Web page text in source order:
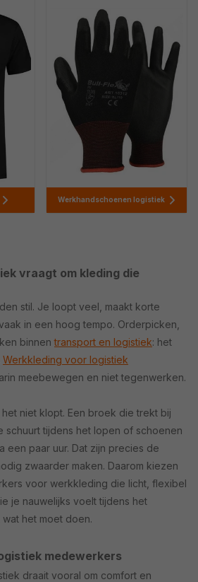
Werkhandschoenen logistiek
vraagt om kleding die
stil. Je loopt veel, maakt korte
in een hoog tempo. Orderpicken,
binnentransport en logistiek: het
Werkkleding voor logistiek
meebewegen en niet tegenwerken.
niet klopt. Een broek die trekt bij
schuurt tijdens het lopen of schoenen
een paar uur. Dat zijn precies de
zwaarder maken. Daarom kiezen
voor werkkleding die licht, flexibel
je nauwelijks voelt tijdens het
het moet doen.
medewerkers
draait vooral om comfort en